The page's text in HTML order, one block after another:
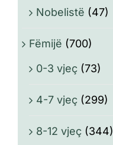
Nobelistë (47)
Fëmijë (700)
0-3 vjeç (73)
4-7 vjeç (299)
8-12 vjeç (344)